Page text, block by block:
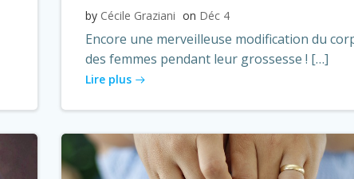
by Cécile Graziani on Déc 4
Encore une merveilleuse modification du
des femmes pendant leur grossesse ! […]
Lire plus